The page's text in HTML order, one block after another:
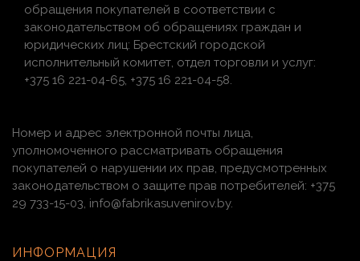
обращения покупателей в соответствии с
законодательством об обращениях граждан и
юридических лиц: Брестский городской
исполнительный комитет, отдел торговли и услуг:
+375 16 221-04-65, +375 16 221-04-58.
Номер и адрес электронной почты лица,
уполномоченного рассматривать обращения
покупателей о нарушении их прав, предусмотренных
законодательством о защите прав потребителей: +375
29 733-15-03, info@fabrikasuvenirov.by.
ИНФОРМАЦИЯ